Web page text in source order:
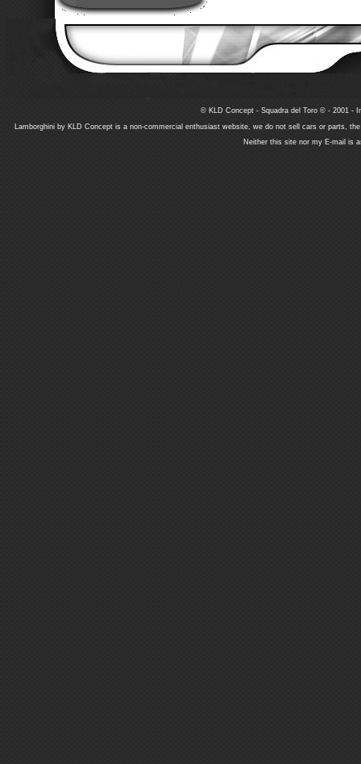
© KLD Concept - Squadra del Toro © - 2001 -
Lamborghini by KLD Concept is a non-commercial enthusiast website, we do not sell cars or parts,
Neither this site nor my E-mail is